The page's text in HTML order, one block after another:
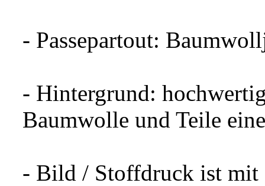
- Passepartout:
- Hintergrund:
Baumwolle und Teile
- Bild / Stoffdruck ist